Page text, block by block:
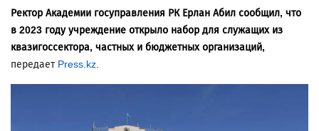
Ректор Академии госуправления РК Ерлан Абил сообщил, что
в 2023 году учреждение открыло набор для служащих из
квазигоссектора, частных и бюджетных организаций,
передает Press.kz.